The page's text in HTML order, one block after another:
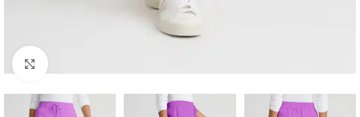
Увеличи снимката